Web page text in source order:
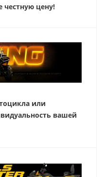
честную цену!
или
вашей